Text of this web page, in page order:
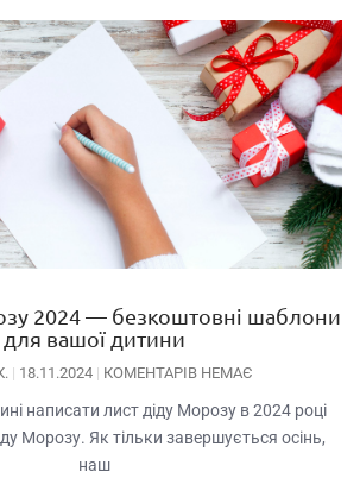
2024 — безкоштовні шаблони
для вашої дитини
18.11.2024 КОМЕНТАРІВ НЕМАЄ
написати лист діду Морозу в 2024 році
Морозу. Як тільки завершується осінь,
наш